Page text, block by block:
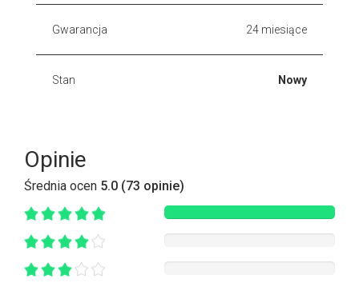
Gwarancja 24 miesiące
Stan Nowy
Opinie
Średnia ocen 5.0 (73 opinie)